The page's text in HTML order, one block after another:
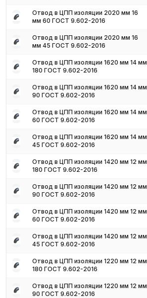
Отвод в ЦПП изоляции 2020 мм 16
мм 60 ГОСТ 9.602-2016
Отвод в ЦПП изоляции 2020 мм 16
мм 45 ГОСТ 9.602-2016
Отвод в ЦПП изоляции 1620 мм 14 мм
180 ГОСТ 9.602-2016
Отвод в ЦПП изоляции 1620 мм 14 мм
90 ГОСТ 9.602-2016
Отвод в ЦПП изоляции 1620 мм 14 мм
60 ГОСТ 9.602-2016
Отвод в ЦПП изоляции 1620 мм 14 мм
45 ГОСТ 9.602-2016
Отвод в ЦПП изоляции 1420 мм 12 мм
180 ГОСТ 9.602-2016
Отвод в ЦПП изоляции 1420 мм 12 мм
90 ГОСТ 9.602-2016
Отвод в ЦПП изоляции 1420 мм 12 мм
60 ГОСТ 9.602-2016
Отвод в ЦПП изоляции 1420 мм 12 мм
45 ГОСТ 9.602-2016
Отвод в ЦПП изоляции 1220 мм 12 мм
180 ГОСТ 9.602-2016
Отвод в ЦПП изоляции 1220 мм 12 мм
90 ГОСТ 9.602-2016